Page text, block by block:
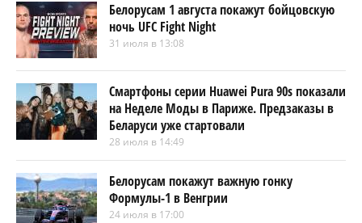
Белорусам 1 августа покажут бойцовскую
ночь UFC Fight Night
31 июля в 13:08
Смартфоны серии Huawei Pura 90s показали
на Неделе Моды в Париже. Предзаказы в
Беларуси уже стартовали
28 июля в 14:49
Белорусам покажут важную гонку
Формулы-1 в Венгрии
24 июля в 17:00